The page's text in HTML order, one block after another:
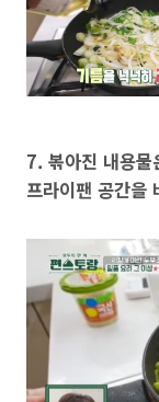
7. 볶아진 내용물
프라이팬 공간을